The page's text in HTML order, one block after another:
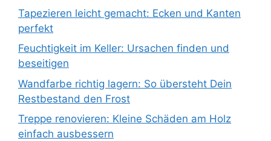
Tapezieren leicht gemacht: Ecken und Kanten
perfekt
Feuchtigkeit im Keller: Ursachen finden und
beseitigen
Wandfarbe richtig lagern: So übersteht Dein
Restbestand den Frost
Treppe renovieren: Kleine Schäden am Holz
einfach ausbessern